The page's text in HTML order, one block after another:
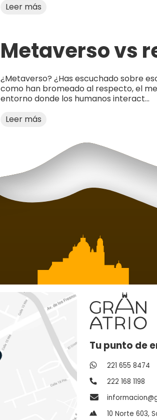
Leer más
Metaverso vs
¿Metaverso? ¿Has escuchado sobre
como han bromeado al respecto, el
entorno donde los humanos interact...
Leer más
Tu punto de
221 655 8474
222 168 1198
10 Norte 603,